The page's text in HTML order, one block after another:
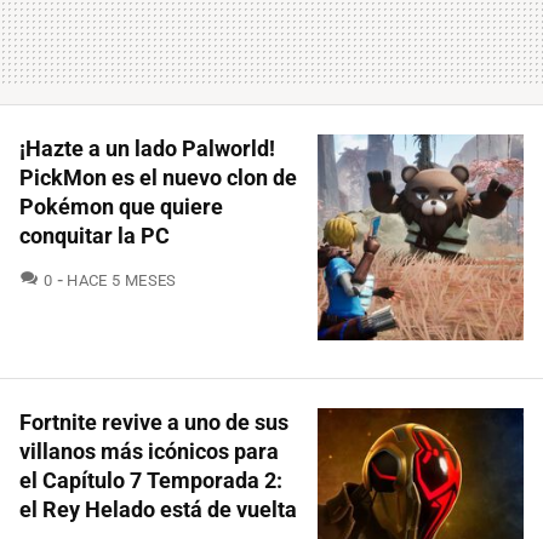
¡Hazte a un lado Palworld!
PickMon es el nuevo clon de
Pokémon que quiere
conquitar la PC
0 COMENTARIOS
HACE 5 MESES
Fortnite revive a uno de sus
villanos más icónicos para
el Capítulo 7 Temporada 2:
el Rey Helado está de vuelta